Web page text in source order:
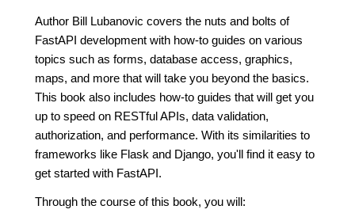
Author Bill Lubanovic covers the nuts and bolts of
FastAPI development with how-to guides on various
topics such as forms, database access, graphics,
maps, and more that will take you beyond the basics.
This book also includes how-to guides that will get you
up to speed on RESTful APIs, data validation,
authorization, and performance. With its similarities to
frameworks like Flask and Django, you'll find it easy to
get started with FastAPI.
Through the course of this book, you will: